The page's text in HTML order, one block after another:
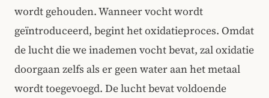
wordt gehouden. Wanneer vocht wordt
geïntroduceerd, begint het oxidatieproces. Omdat
de lucht die we inademen vocht bevat, zal oxidatie
doorgaan zelfs als er geen water aan het metaal
wordt toegevoegd. De lucht bevat voldoende